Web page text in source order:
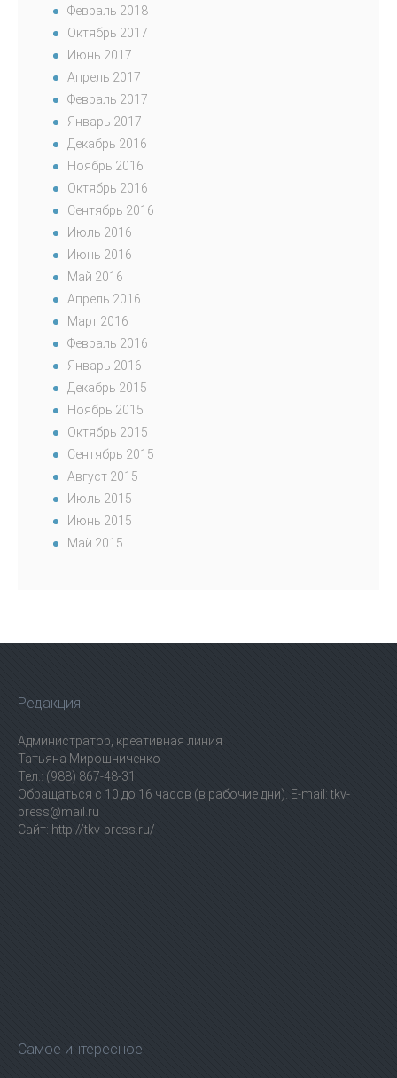
Февраль 2018
Октябрь 2017
Июнь 2017
Апрель 2017
Февраль 2017
Январь 2017
Декабрь 2016
Ноябрь 2016
Октябрь 2016
Сентябрь 2016
Июль 2016
Июнь 2016
Май 2016
Апрель 2016
Март 2016
Февраль 2016
Январь 2016
Декабрь 2015
Ноябрь 2015
Октябрь 2015
Сентябрь 2015
Август 2015
Июль 2015
Июнь 2015
Май 2015
Редакция
Администратор, креативная линия
Татьяна Мирошниченко
Тел.: (988) 867-48-31
Обращаться с 10 до 16 часов (в рабочие дни). E-mail: tkv-
press@mail.ru
Сайт: http://tkv-press.ru/
Самое интересное